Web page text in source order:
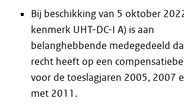
Bij beschikking van 5 oktober
kenmerk UHT-DC-I A) is aan
belanghebbende medegedeeld
recht heeft op een
voor de toeslagjaren 2005, 2007
met 2011.